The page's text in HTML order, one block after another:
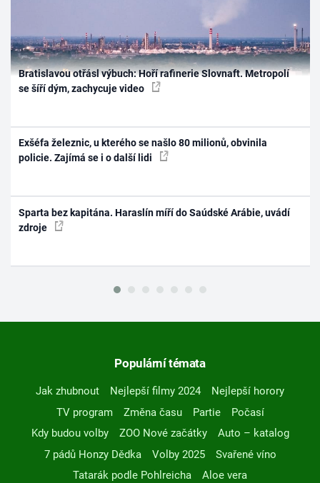
Bratislavou otřásl výbuch: Hoří rafinerie Slovnaft. Metropolí
se šíří dým, zachycuje video
Exšéfa železnic, u kterého se našlo 80 milionů, obvinila
policie. Zajímá se i o další lidi
Sparta bez kapitána. Haraslín míří do Saúdské Arábie, uvádí
zdroje
Populární témata
Jak zhubnout Nejlepší filmy 2024
Nejlepší horory
TV program
Změna času Partie
Počasí
Kdy budou volby
ZOO Nové začátky
Auto – katalog
7 pádů Honzy Dědka
Volby 2025
Svařené víno
Tatarák podle Pohlreicha
Aloe vera